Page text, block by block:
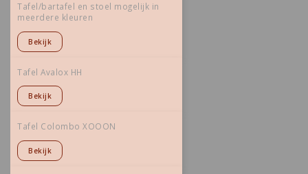
Tafel/bartafel en stoel mogelijk in
meerdere kleuren
Bekijk
Tafel Avalox HH
Bekijk
Tafel Colombo XOOON
Bekijk